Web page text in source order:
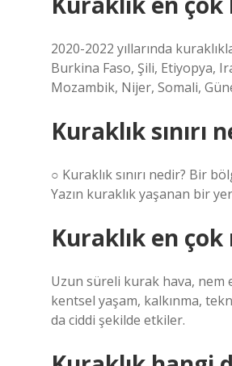
2020-2022 yıllarında
Burkina Faso, Şili, Etiyopya,
Mozambik, Nijer, Somali,
Kuraklık sınırı
○ Kuraklık sınırı nedir? Bir
Yazın kuraklık yaşanan bir
Kuraklık en
Uzun süreli kurak hava, nem
kentsel yaşam, kalkınma,
da ciddi şekilde etkiler.